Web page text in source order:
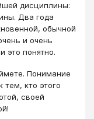
дисциплины:
Два года
обычной
и очень
это понятно.
Понимание
кто этого
своей